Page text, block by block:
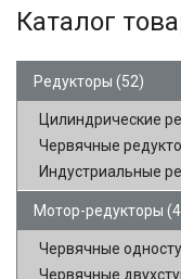
Каталог
Редукторы (52)
Цилиндрические
Червячные
Индустриальные
Мотор-редукторы
Червячные
Червячные